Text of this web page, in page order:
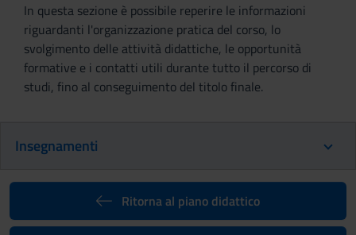
In questa sezione è possibile reperire le informazioni
riguardanti l'organizzazione pratica del corso, lo
svolgimento delle attività didattiche, le opportunità
formative e i contatti utili durante tutto il percorso di
studi, fino al conseguimento del titolo finale.
Insegnamenti
Ritorna al piano didattico